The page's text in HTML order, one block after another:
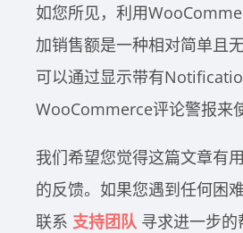
如您所见，利用
加销售额是一种相对简单且
可以通过显示带有
WooCommerce评论警报来
我们希望您觉得这篇文章有
的反馈。如果您遇到任何困
联系 支持团队 寻求进一步